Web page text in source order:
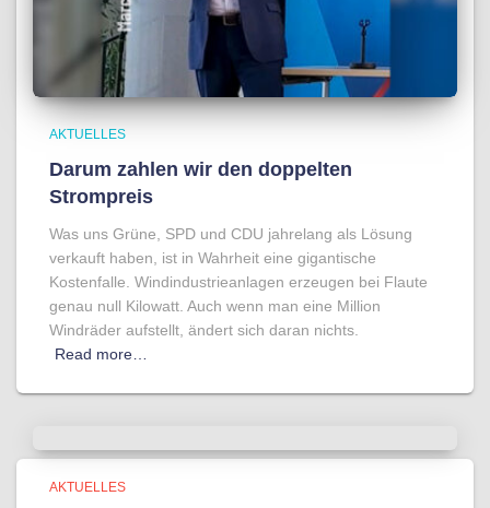
AKTUELLES
Darum zahlen wir den doppelten
Strompreis
Was uns Grüne, SPD und CDU jahrelang als Lösung
verkauft haben, ist in Wahrheit eine gigantische
Kostenfalle. Windindustrieanlagen erzeugen bei Flaute
genau null Kilowatt. Auch wenn man eine Million
Windräder aufstellt, ändert sich daran nichts.
Read more…
AKTUELLES